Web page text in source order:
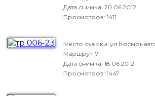
Дата снимка: 20.06.2012
Просмотров: 1411
Место съемки:
Маршрут: 7
Дата снимка: 18.06.2012
Просмотров: 1447